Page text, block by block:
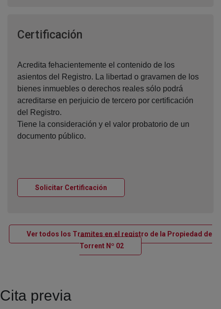
Certificación
Acredita fehacientemente el contenido de los
asientos del Registro. La libertad o gravamen de los
bienes inmuebles o derechos reales sólo podrá
acreditarse en perjuicio de tercero por certificación
del Registro.
Tiene la consideración y el valor probatorio de un
documento público.
Solicitar Certificación
Ver todos los Tramites en el registro de la Propiedad de
Torrent Nº 02 Ventana nueva
Cita previa